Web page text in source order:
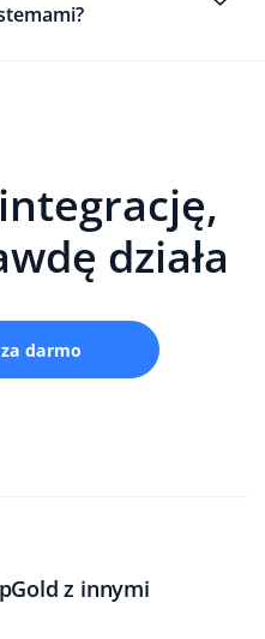
działa
darmo
z innymi